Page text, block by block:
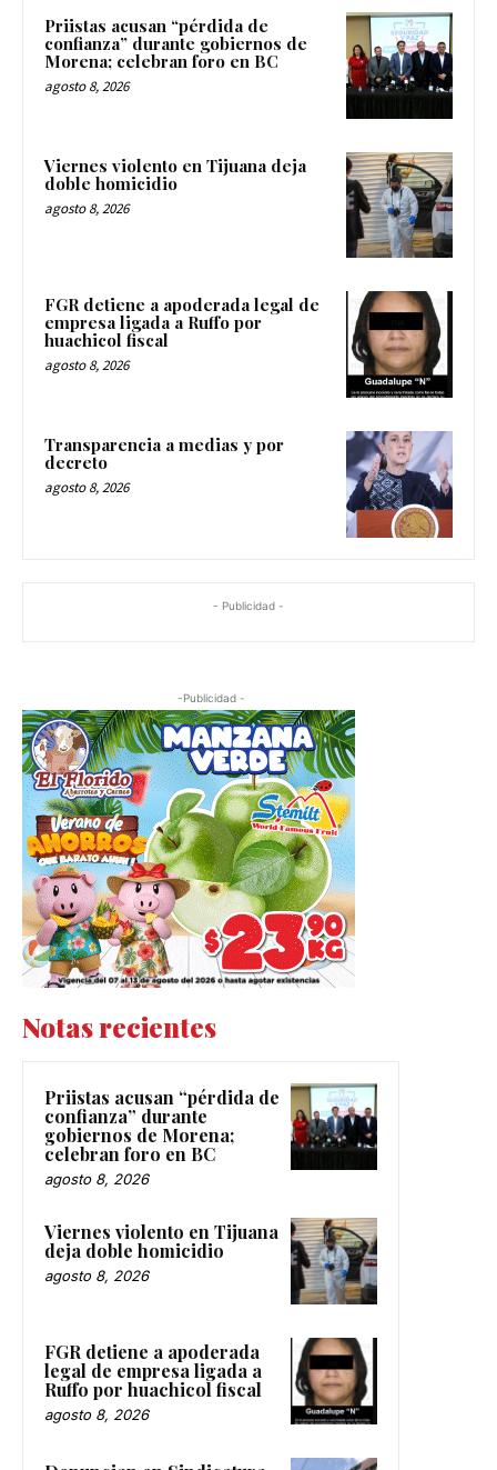
Priistas acusan “pérdida de
confianza” durante gobiernos de
Morena; celebran foro en BC
agosto 8, 2026
Viernes violento en Tijuana deja
doble homicidio
agosto 8, 2026
FGR detiene a apoderada legal de
empresa ligada a Ruffo por
huachicol fiscal
agosto 8, 2026
Transparencia a medias y por
decreto
agosto 8, 2026
- Publicidad -
-Publicidad -
Notas recientes
Priistas acusan “pérdida de
confianza” durante
gobiernos de Morena;
celebran foro en BC
agosto 8, 2026
Viernes violento en Tijuana
deja doble homicidio
agosto 8, 2026
FGR detiene a apoderada
legal de empresa ligada a
Ruffo por huachicol fiscal
agosto 8, 2026